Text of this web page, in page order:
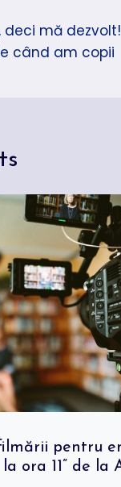
deci mă
când am copii
pentru
ora 11” de la